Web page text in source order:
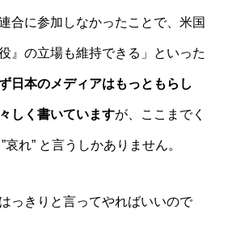
合に参加しなかったことで、米国
』の立場も維持できる」といった
日本のメディアはもっともらし
しく書いていますが、ここまでく
れ” と言うしかありません。
っきりと言ってやればいいので